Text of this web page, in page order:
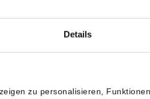
Details
zu personalisieren,
SALZBURG